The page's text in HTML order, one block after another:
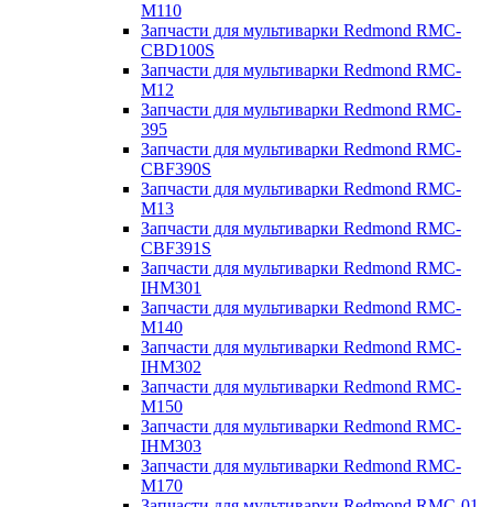
M110
Запчасти для мультиварки Redmond RMC-
CBD100S
Запчасти для мультиварки Redmond RMC-
M12
Запчасти для мультиварки Redmond RMC-
395
Запчасти для мультиварки Redmond RMC-
CBF390S
Запчасти для мультиварки Redmond RMC-
M13
Запчасти для мультиварки Redmond RMC-
CBF391S
Запчасти для мультиварки Redmond RMC-
IHM301
Запчасти для мультиварки Redmond RMC-
M140
Запчасти для мультиварки Redmond RMC-
IHM302
Запчасти для мультиварки Redmond RMC-
M150
Запчасти для мультиварки Redmond RMC-
IHM303
Запчасти для мультиварки Redmond RMC-
M170